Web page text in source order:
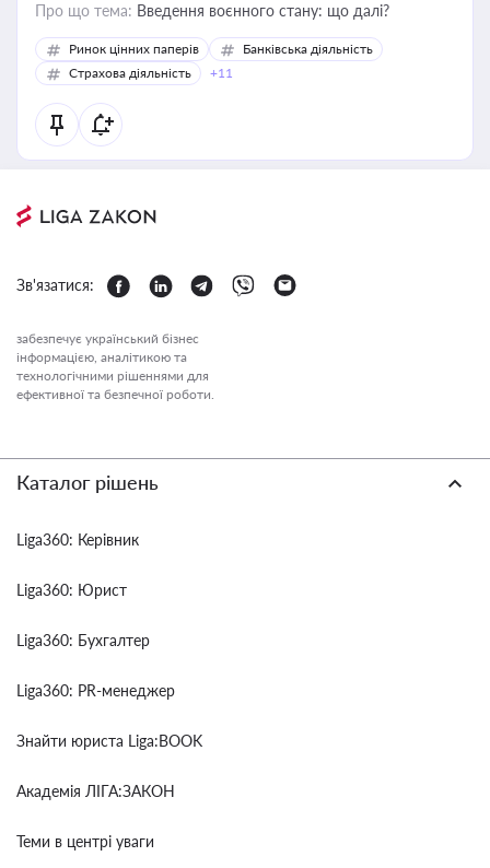
Про що тема: Введення воєнного стану: що далі?
Ринок цінних паперів
Банківська діяльність
Страхова діяльність
+11
Зв'язатися:
забезпечує український бізнес
інформацією, аналітикою та
технологічними рішеннями для
ефективної та безпечної роботи.
Каталог рішень
Liga360: Керівник
Liga360: Юрист
Liga360: Бухгалтер
Liga360: PR-менеджер
Знайти юриста Liga:BOOK
Академія ЛІГА:ЗАКОН
Теми в центрі уваги